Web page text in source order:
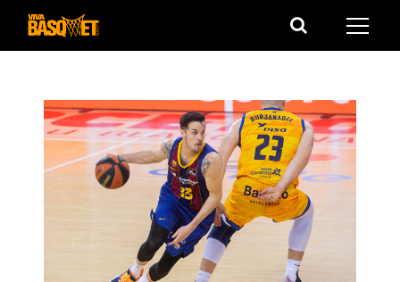
Saltar